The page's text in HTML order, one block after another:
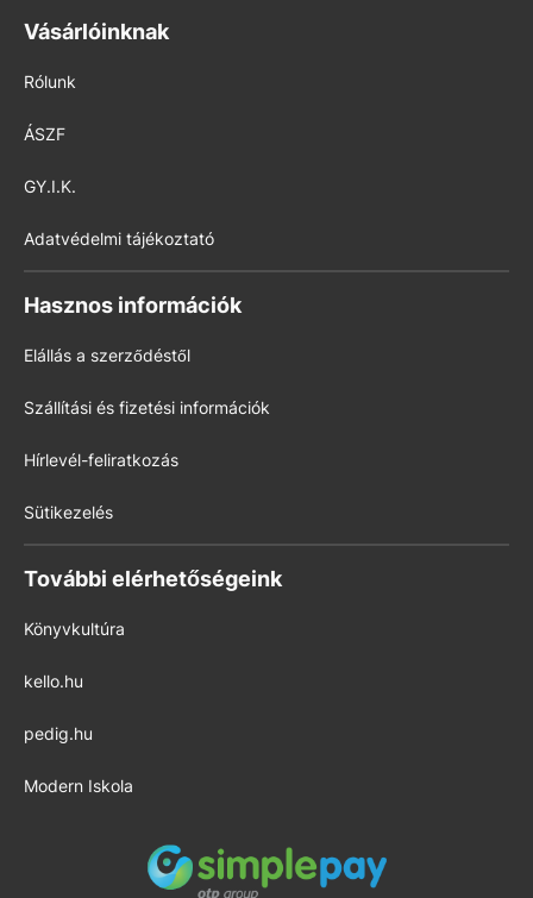
Vásárlóinknak
Rólunk
ÁSZF
GY.I.K.
Adatvédelmi tájékoztató
Hasznos információk
Elállás a szerződéstől
Szállítási és fizetési információk
Hírlevél-feliratkozás
Sütikezelés
További elérhetőségeink
Könyvkultúra
kello.hu
pedig.hu
Modern Iskola